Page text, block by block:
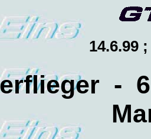
14.6.99
-